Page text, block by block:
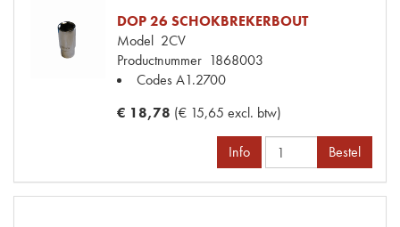
DOP 26 SCHOKBREKERBOUT
Model 2CV
Productnummer 1868003
CodesA1.2700
€ 18,78 (€ 15,65 excl. btw)
Info Bestel